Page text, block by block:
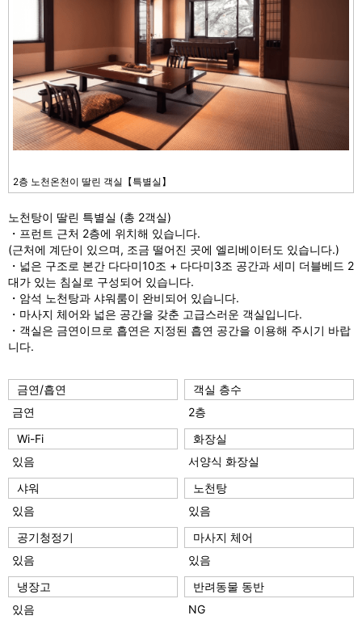
2층 노천온천이 딸린 객실【특별실】
노천탕이 딸린 특별실 (총 2객실)
・프런트 근처 2층에 위치해 있습니다.
(근처에 계단이 있으며, 조금 떨어진 곳에 엘리베이터도 있습니다.)
・넓은 구조로 본간 다다미10조 + 다다미3조 공간과 세미 더블베드 2
대가 있는 침실로 구성되어 있습니다.
・암석 노천탕과 샤워룸이 완비되어 있습니다.
・마사지 체어와 넓은 공간을 갖춘 고급스러운 객실입니다.
・객실은 금연이므로 흡연은 지정된 흡연 공간을 이용해 주시기 바랍
니다.
금연/흡연
금연
객실 층수
2층
Wi-Fi
있음
화장실
서양식 화장실
샤워
있음
노천탕
있음
공기청정기
있음
마사지 체어
있음
냉장고
있음
반려동물 동반
NG